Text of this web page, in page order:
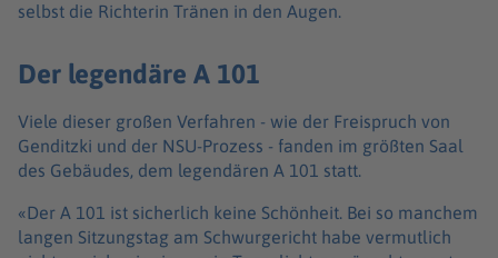
selbst die Richterin Tränen in den Augen.
Der legendäre A 101
Viele dieser großen Verfahren - wie der Freispruch von
Genditzki und der NSU-Prozess - fanden im größten Saal
des Gebäudes, dem legendären A 101 statt.
«Der A 101 ist sicherlich keine Schönheit. Bei so manchem
langen Sitzungstag am Schwurgericht habe vermutlich